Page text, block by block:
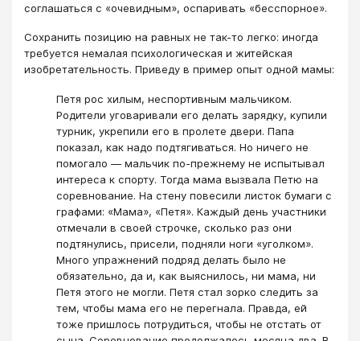
соглашаться с «очевидным», оспаривать «бесспорное».
Сохранить позицию на равных не так-то легко: иногда
требуется немалая психологическая и житейская
изобретательность. Приведу в пример опыт одной мамы:
Петя рос хилым, неспортивным мальчиком.
Родители уговаривали его делать зарядку, купили
турник, укрепили его в пролете двери. Папа
показал, как надо подтягиваться. Но ничего не
помогало — мальчик по-прежнему не испытывал
интереса к спорту. Тогда мама вызвала Петю на
соревнование. На стену повесили листок бумаги с
графами: «Мама», «Петя». Каждый день участники
отмечали в своей строчке, сколько раз они
подтянулись, присели, подняли ноги «уголком».
Много упражнений подряд делать было не
обязательно, да и, как выяснилось, ни мама, ни
Петя этого не могли. Петя стал зорко следить за
тем, чтобы мама его не перегнала. Правда, ей
тоже пришлось потрудиться, чтобы не отстать от